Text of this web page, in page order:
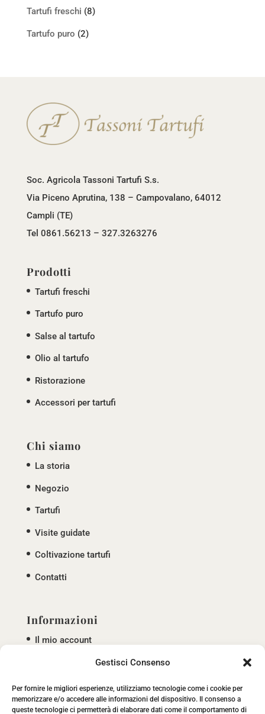
Gestisci Consenso
Per fornire le migliori esperienze, utilizziamo tecnologie come i cookie per
memorizzare e/o accedere alle informazioni del dispositivo. Il consenso a
queste tecnologie ci permetterà di elaborare dati come il comportamento di
Tartufi freschi (8)
Tartufo puro (2)
Soc. Agricola Tassoni Tartufi S.s.
Via Piceno Aprutina, 138 – Campovalano, 64012
Campli (TE)
Tel 0861.56213 – 327.3263276
Prodotti
Tartufi freschi
Tartufo puro
Salse al tartufo
Olio al tartufo
Ristorazione
Accessori per tartufi
Chi siamo
La storia
Negozio
Tartufi
Visite guidate
Coltivazione tartufi
Contatti
Informazioni
Il mio account
Termini e condizioni
Privacy policy
Cookie policy